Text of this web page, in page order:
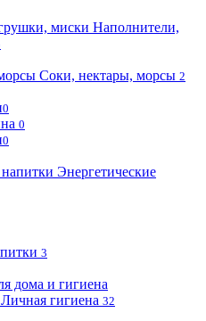
Наполнители,
Соки, нектары, морсы 2
0
0
0
Энергетические
3
дома и гигиена
Личная гигиена 32